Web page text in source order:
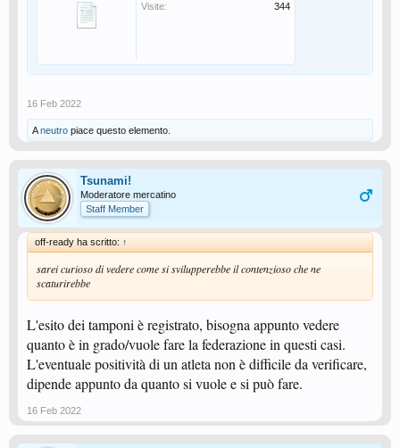
Visite:
344
16 Feb 2022
Aneutro piace questo elemento.
Tsunami!
Moderatore mercatino
Staff Member
off-ready ha scritto: ↑
sarei curioso di vedere come si svilupperebbe il contenzioso che ne
scaturirebbe
L'esito dei tamponi è registrato, bisogna appunto vedere
quanto è in grado/vuole fare la federazione in questi casi.
L'eventuale positività di un atleta non è difficile da verificare,
dipende appunto da quanto si vuole e si può fare.
16 Feb 2022